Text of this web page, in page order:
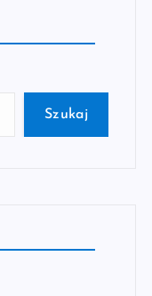
Szukaj